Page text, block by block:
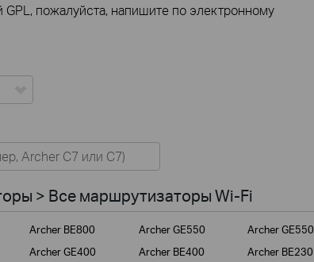
GPL, пожалуйста, напишите по электронному
> Все маршрутизаторы Wi-Fi
Archer BE800 Archer GE550
Archer GE550
Archer GE400 Archer BE400
Archer BE230